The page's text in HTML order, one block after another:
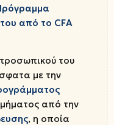
από το CFA
του
με την
από την
, η οποία